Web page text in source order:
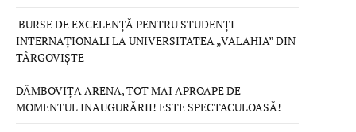
BURSE DE EXCELENȚĂ PENTRU STUDENȚI
INTERNAȚIONALI LA UNIVERSITATEA „VALAHIA” DIN
TÂRGOVIȘTE
DÂMBOVIȚA ARENA, TOT MAI APROAPE DE
MOMENTUL INAUGURĂRII! ESTE SPECTACULOASĂ!